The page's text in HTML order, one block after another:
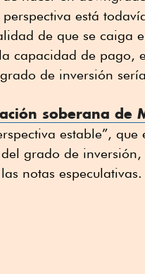
está
de que se caiga
capacidad de pago,
de inversión
soberana de
estable”, que
grado de inversión,
notas especulativas.